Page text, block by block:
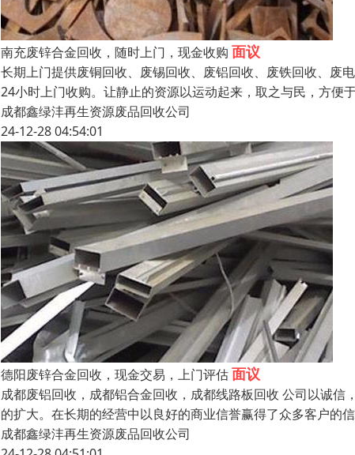
南充废锌合金回收，随时上门，现金收购 面议
长期上门提供废铜回收、废锡回收、废铝回收、废铁回收、废
24小时上门收购。让静止的资源以运动起来，取之与民，方
成都鑫绿沣再生资源废品回收公司
24-12-28 04:54:01
德阳废锌合金回收，现金交易，上门评估面议
成都废铝回收，成都铝合金回收，成都线路板回收 公司以诚
的扩大。在长期的经营中以良好的商业信誉赢得了众多客户的
成都鑫绿沣再生资源废品回收公司